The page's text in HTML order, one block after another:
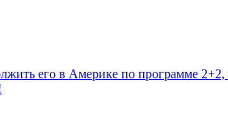
его в Америке по программе